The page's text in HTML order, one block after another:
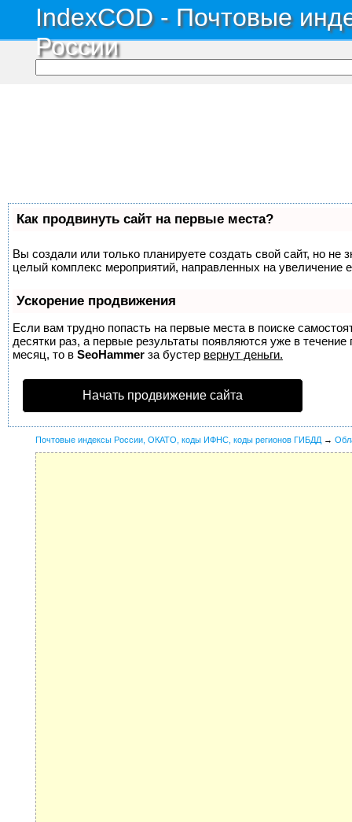
IndexCOD - Почтовые
России
Как продвинуть сайт на первые места?
Вы создали или только планируете создать свой сайт, но не
целый комплекс мероприятий, направленных на увеличение
Ускорение продвижения
Если вам трудно попасть на первые места в поиске
десятки раз, а первые результаты появляются уже в
месяц, то в SeoHammer за бустер вернут деньги.
Начать продвижение сайта
Почтовые индексы России, ОКАТО, коды ИФНС, коды регионов ГИБДД →